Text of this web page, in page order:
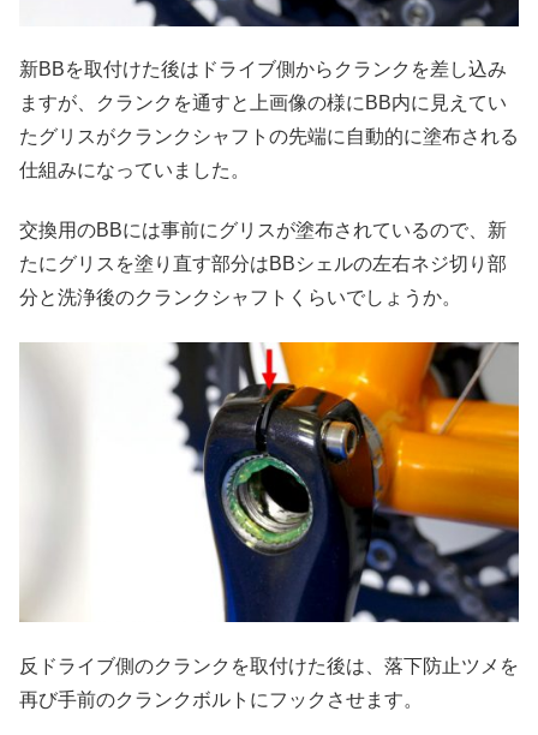
新BBを取付けた後はドライブ側からクランクを差し込み
ますが、クランクを通すと上画像の様にBB内に見えてい
たグリスがクランクシャフトの先端に自動的に塗布される
仕組みになっていました。
交換用のBBには事前にグリスが塗布されているので、新
たにグリスを塗り直す部分はBBシェルの左右ネジ切り部
分と洗浄後のクランクシャフトくらいでしょうか。
反ドライブ側のクランクを取付けた後は、落下防止ツメを
再び手前のクランクボルトにフックさせます。